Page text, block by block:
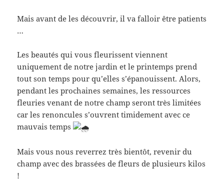
Mais avant de les découvrir, il va falloir être patients
…
Lesbeautés qui vous fleurissent viennent
uniquement de notre jardin et le printemps prend
tout son temps pour qu’elles s’épanouissent. Alors,
pendant les prochaines semaines, les ressources
fleuries venant de notre champ seront très limitées
car les renoncules s’ouvrent timidement avec ce
mauvais temps
Mais vous nous reverrez très bientôt, revenir du
champ avec des brassées de fleurs de plusieurs kilos
!